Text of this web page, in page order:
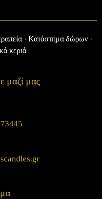
· Κατάστημα δώρων ·
κεριά
μαζί μας